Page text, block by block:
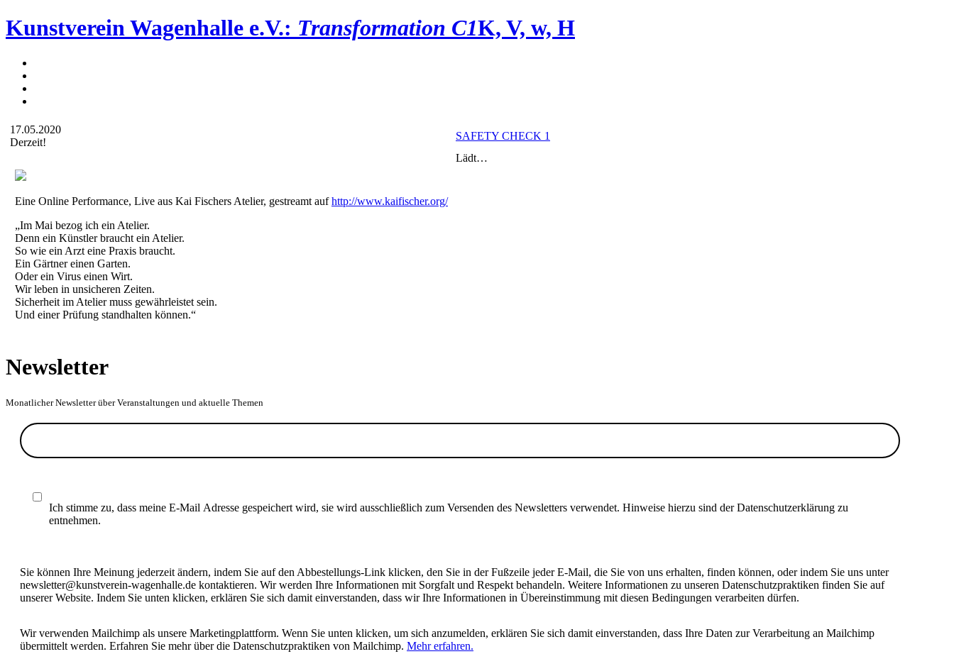
Kunstverein Wagenhalle e.V.: Transformation C1K, V, w, H
17.05.2020
Derzeit!
SAFETY CHECK 1
Lädt…
Eine Online Performance, Live aus Kai Fischers Atelier, gestreamt aufhttp://www.kaifischer.org/
„Im Mai bezog ich ein Atelier.
Denn ein Künstler braucht ein Atelier.
So wie ein Arzt eine Praxis braucht.
Ein Gärtner einen Garten.
Oder ein Virus einen Wirt.
Wir leben in unsicheren Zeiten.
Sicherheit im Atelier muss gewährleistet sein.
Und einer Prüfung standhalten können.“
Newsletter
Monatlicher Newsletter über Veranstaltungen und aktuelle Themen
Ich stimme zu, dass meine E-Mail Adresse gespeichert wird, sie wird ausschließlich zum Versenden des Newsletters verwendet. Hinweise hierzu sind der Datenschutzerklärung zu
entnehmen.
Sie können Ihre Meinung jederzeit ändern, indem Sie auf den Abbestellungs-Link klicken, den Sie in der Fußzeile jeder E-Mail, die Sie von uns erhalten, finden können, oder indem Sie uns unter
newsletter@kunstverein-wagenhalle.de kontaktieren. Wir werden Ihre Informationen mit Sorgfalt und Respekt behandeln. Weitere Informationen zu unseren Datenschutzpraktiken finden Sie auf
unserer Website. Indem Sie unten klicken, erklären Sie sich damit einverstanden, dass wir Ihre Informationen in Übereinstimmung mit diesen Bedingungen verarbeiten dürfen.
Wir verwenden Mailchimp als unsere Marketingplattform. Wenn Sie unten klicken, um sich anzumelden, erklären Sie sich damit einverstanden, dass Ihre Daten zur Verarbeitung an Mailchimp
übermittelt werden. Erfahren Sie mehr über die Datenschutzpraktiken von Mailchimp. Mehr erfahren.